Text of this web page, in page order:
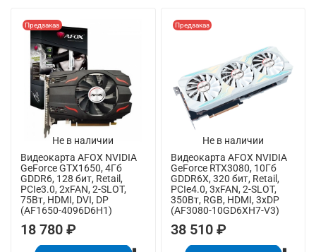
Не в наличии
Предзаказ
Видеокарта AFOX NVIDIA
GeForce GTX1650, 4Гб
GDDR6, 128 бит, Retail,
PCIe3.0, 2xFAN, 2-SLOT,
75Вт, HDMI, DVI, DP
(AF1650-4096D6H1)
18 780 ₽
Не в наличии
Предзаказ
Видеокарта AFOX NVIDIA
GeForce RTX3080, 10Гб
GDDR6X, 320 бит, Retail,
PCIe4.0, 3xFAN, 2-SLOT,
350Вт, RGB, HDMI, 3xDP
(AF3080-10GD6XH7-V3)
38 510 ₽